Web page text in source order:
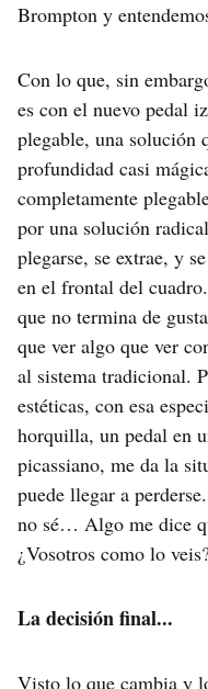
Brompton y
Con lo que, sin
es con el nuevo pedal
plegable, una solución
profundidad casi
completamente
por una solución
plegarse, se extrae, y
en el frontal del
que no termina de
que ver algo que ver
al sistema tradicional.
estéticas, con esa
horquilla, un pedal en
picassiano, me da la
puede llegar a
no sé… Algo me dice
¿Vosotros como lo
La decisión final...
Visto lo que cambia y